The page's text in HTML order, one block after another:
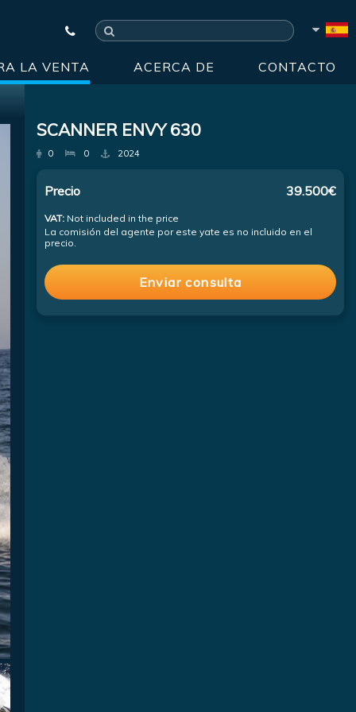
LA VENTA ACERCA DE CONTACTO
SCANNER ENVY 630
0 0 2024
Precio 39.500€
VAT: Not included in the price
La comisión del agente por este yate es no incluido en el
precio.
Enviar consulta